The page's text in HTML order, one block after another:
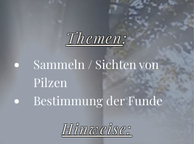
Themen:
Sammeln / Sichten von
Pilzen
Bestimmung der Funde
Hinweise: